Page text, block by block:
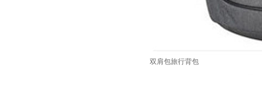
双肩包旅行背包